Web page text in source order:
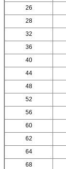
26
28
32
36
40
44
48
52
56
60
62
64
68